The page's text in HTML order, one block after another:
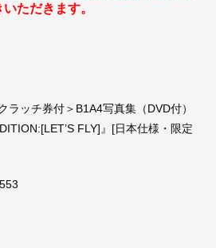
ただきます。
ラッチ券付＞B1A4写真集（DVD付）
FLY]』[日本仕様・限定